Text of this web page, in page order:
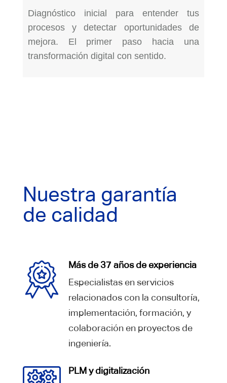
Diagnóstico inicial para entender tus
procesos y detectar oportunidades de
mejora. El primer paso hacia una
transformación digital con sentido.
Nuestra garantía
de calidad
Más de 37 años de experiencia
Especialistas en servicios
relacionados con la consultoría,
implementación, formación, y
colaboración en proyectos de
ingeniería.
PLM y digitalización